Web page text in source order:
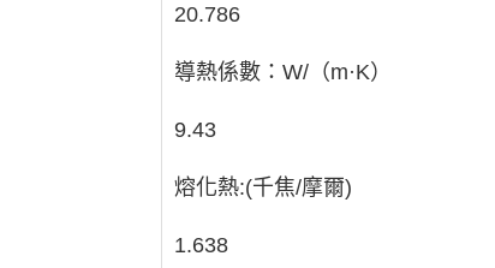
20.786
導熱係數：W/（m·K）
9.43
熔化熱:(千焦/摩爾)
1.638